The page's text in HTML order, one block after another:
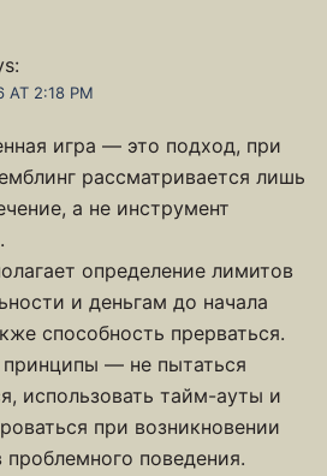
AT 2:18 PM
игра — это подход, при
рассматривается лишь
а не инструмент
определение лимитов
и деньгам до начала
способность прерваться.
— не пытаться
использовать тайм-ауты и
при возникновении
проблемного поведения.